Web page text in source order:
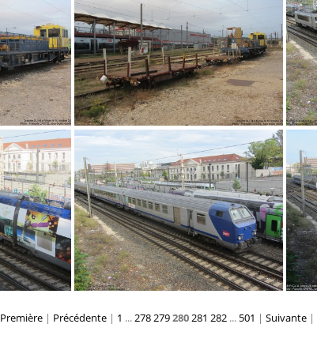
IMG 3517
IMG 3283
Première | Précédente | 1 ...278279280281 282 ... 501 | Suivante |